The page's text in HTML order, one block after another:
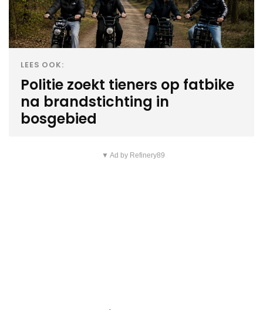
LEES OOK:
Politie zoekt tieners op fatbike
na brandstichting in
bosgebied
▼ Ad by Refinery89